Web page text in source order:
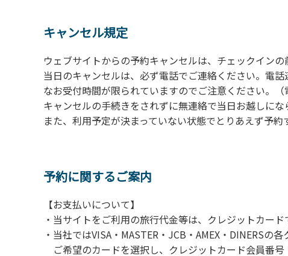
４、車両は、荷物の積み下ろし時以外は、駐車場
５、チェックアウトは、午前10時まで（日帰り使
手続きを行ってください。
６、ゴミは分別されたもののみ回収します。午前
にチェックアウトする方は、お持ち帰りをお願い
【禁止事項】
カラオケ、発電機、地面での直火による焚き火
当キャンプ場のそばを流れる歴舟川は、上流で雨
（１）川原にテントやタープを張らない。
（２）雨が降ったときは川原で遊ばない。
（３）カムイコタン公園キャンプ場で雨が降らな
での遊びを中止する。
キャンセル規定
ウェブサイトからの予約キャンセルは、チェックインの
当日のキャンセルは、必ず電話でご連絡ください。電話
なお受付時間が限られていますのでご注意ください。（
キャンセルの手続きをされずに無連絡で当日お越しに
また、利用予定が決まっていない状態でとりあえず予
予約に関するご案内
【お支払いについて】
・当サイトをご利用の旅行代金等は、クレジットカード
・当社ではVISA・MASTER・JCB・AMEX・DINERSの
ご希望のカードを選択し、クレジットカード会員番号